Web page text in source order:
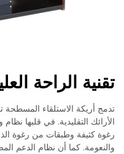
تقنية الراحة
تدمج أريكة الاستلقاء المسطحة
الأرائك التقليدية. في قلبها
رغوة كثيفة وطبقات من رغوة
والنعومة. كما أن نظام الدعم